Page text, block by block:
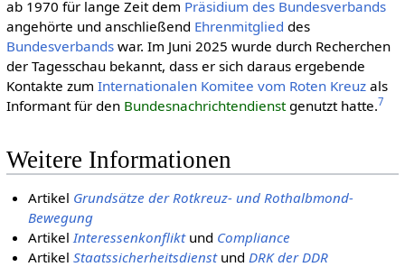
ab 1970 für lange Zeit dem Präsidium des Bundesverbands
angehörte und anschließend Ehrenmitglied des
Bundesverbandswar. Im Juni 2025 wurde durch Recherchen
der Tagesschau bekannt, dass er sich daraus ergebende
Kontakte zum Inter­natio­nalen Komitee vom Roten Kreuzals
Informant für den Bundesnachrichtendienstgenutzt hatte.7
Weitere Informationen
Artikel Grundsätze der Rotkreuz- und Rothalbmond-
Bewegung
Artikel Interessenkonfliktund Compliance
ArtikelStaatssicherheitsdienstund DRK der DDR